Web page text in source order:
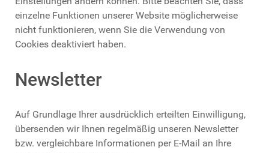
einzelne Funktionen unserer Website möglicherweise
nicht funktionieren, wenn Sie die Verwendung von
Cookies deaktiviert haben.
Newsletter
Auf Grundlage Ihrer ausdrücklich erteilten Einwilligung,
übersenden wir Ihnen regelmäßig unseren Newsletter
bzw. vergleichbare Informationen per E-Mail an Ihre